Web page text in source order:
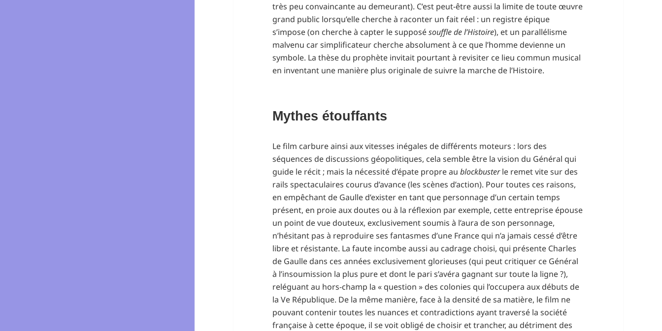
très peu convaincante au demeurant). C’est peut-être aussi la limite de toute œuvre
grand public lorsqu’elle cherche à raconter un fait réel : un registre épique
s’impose (on cherche à capter le supposésouffle de l’Histoire), et un parallélisme
malvenu car simplificateur cherche absolument à ce que l’homme devienne un
symbole. La thèse du prophète invitait pourtant à revisiter ce lieu commun musical
en inventant une manière plus originale de suivre la marche de l’Histoire.
Mythes étouffants
Le film carbure ainsi aux vitesses inégales de différents moteurs : lors des
séquences de discussions géopolitiques, cela semble être la vision du Général qui
guide le récit ; mais la nécessité d’épate propre aublockbusterle remet vite sur des
rails spectaculaires courus d’avance (les scènes d’action). Pour toutes ces raisons,
en empêchant de Gaulle d’exister en tant que personnage d’un certain temps
présent, en proie aux doutes ou à la réflexion par exemple, cette entreprise épouse
un point de vue douteux, exclusivement soumis à l’aura de son personnage,
n’hésitant pas à reproduire ses fantasmes d’une France qui n’a jamais cessé d’être
libre et résistante. La faute incombe aussi au cadrage choisi, qui présente Charles
de Gaulle dans ces années exclusivement glorieuses (qui peut critiquer ce Général
à l’insoumission la plus pure et dont le pari s’avéra gagnant sur toute la ligne ?),
reléguant au hors-champ la « question » des colonies qui l’occupera aux débuts de
la Ve République. De la même manière, face à la densité de sa matière, le film ne
pouvant contenir toutes les nuances et contradictions ayant traversé la société
française à cette époque, il se voit obligé de choisir et trancher, au détriment des